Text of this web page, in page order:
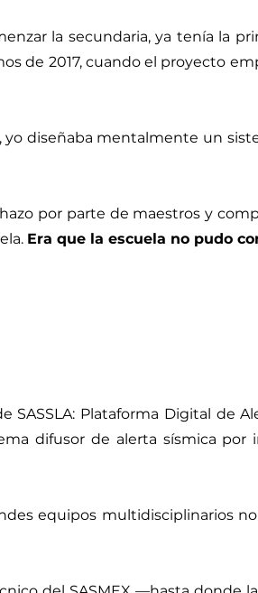
la secundaria, ya tenía la
de 2017, cuando el proyecto
diseñaba mentalmente un
por parte de maestros y
Era que la escuela no pudo
SASSLA: Plataforma Digital de
difusor de alerta sísmica por
equipos multidisciplinarios